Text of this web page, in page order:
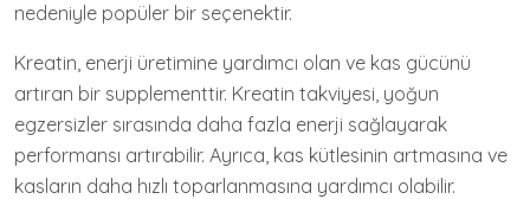
nedeniyle popüler bir seçenektir.
Kreatin, enerji üretimine yardımcı olan ve kas gücünü
artıran bir supplementtir. Kreatin takviyesi, yoğun
egzersizler sırasında daha fazla enerji sağlayarak
performansı artırabilir. Ayrıca, kas kütlesinin artmasına ve
kasların daha hızlı toparlanmasına yardımcı olabilir.